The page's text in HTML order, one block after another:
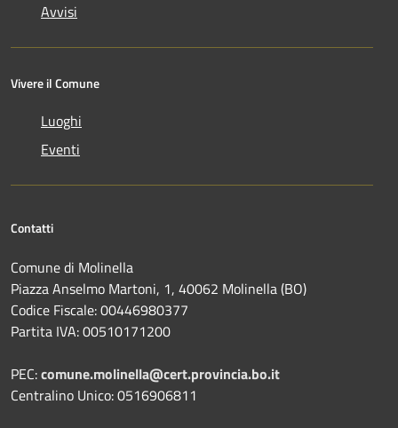
Avvisi
Vivere il Comune
Luoghi
Eventi
Contatti
Comune di Molinella
Piazza Anselmo Martoni, 1, 40062 Molinella (BO)
Codice Fiscale: 00446980377
Partita IVA: 00510171200
PEC:comune.molinella@cert.provincia.bo.it
Centralino Unico: 0516906811